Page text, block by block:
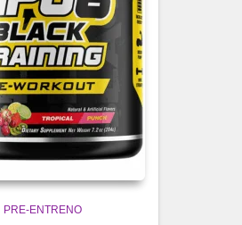
PRE-ENTRENO